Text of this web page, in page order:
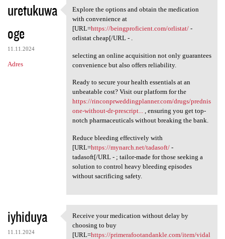
uretukuwa
oge
11.11.2024
Adres
Explore the options and
Explore the options and obtain the medication
with convenience at
[URL=https://beingproficient.com/orlistat/-
orlistat cheap[/URL - .
selecting an online acquisition not only guarantees
convenience but also offers reliability.
Ready to secure your health essentials at an
unbeatable cost? Visit our platform for the
https://rinconprweddingplanner.com/drugs/prednis
one-without-dr-prescript..., ensuring you get top-
notch pharmaceuticals without breaking the bank.
Reduce bleeding effectively with
[URL=https://mynarch.net/tadasoft/-
tadasoft[/URL - ; tailor-made for those seeking a
solution to control heavy bleeding episodes
without sacrificing safety.
iyhiduya
11.11.2024
Receive your medication
Receive your medication without delay by
choosing to buy
[URL=https://primerafootandankle.com/item/vidal